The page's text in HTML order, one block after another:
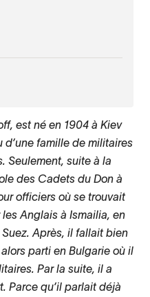
est né en 1904 à Kiev
d’une famille de militaires
Seulement, suite à la
des Cadets du Don à
officiers où se trouvait
Anglais à Ismailia, en
Après, il fallait bien
parti en Bulgarie où il
Par la suite, il a
Parce qu’il parlait déjà